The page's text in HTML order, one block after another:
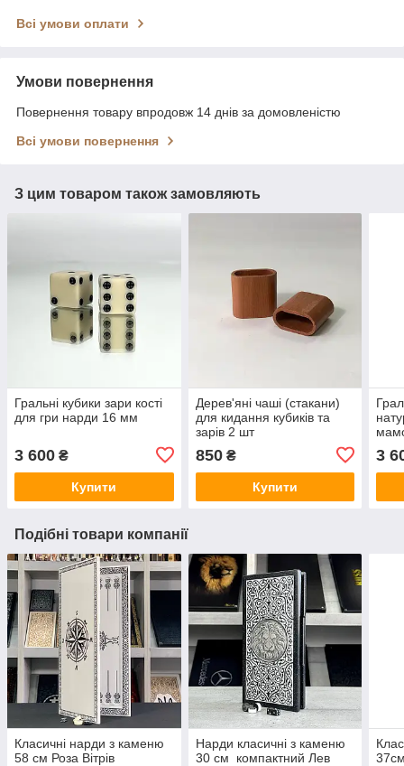
Всі умови оплати
Умови повернення
Повернення товару впродовж 14 днів за домовленістю
Всі умови повернення
З цим товаром також замовляють
Гральні кубики зари кості
для гри нарди 16 мм
3 600 ₴
Купити
Дерев'яні чаші (стакани)
для кидання кубиків та
зарів 2 шт
850₴
Купити
3
Подібні товари компанії
Класичні нарди з каменю
58 см Роза Вітрів
Нарди класичні з каменю
30 см компактний Лев